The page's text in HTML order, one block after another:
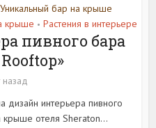
Уникальный бар на крыше
крыше • Растения в интерьере
пивного бара
назад
дизайн интерьера пивного
крыше отеля Sheraton...